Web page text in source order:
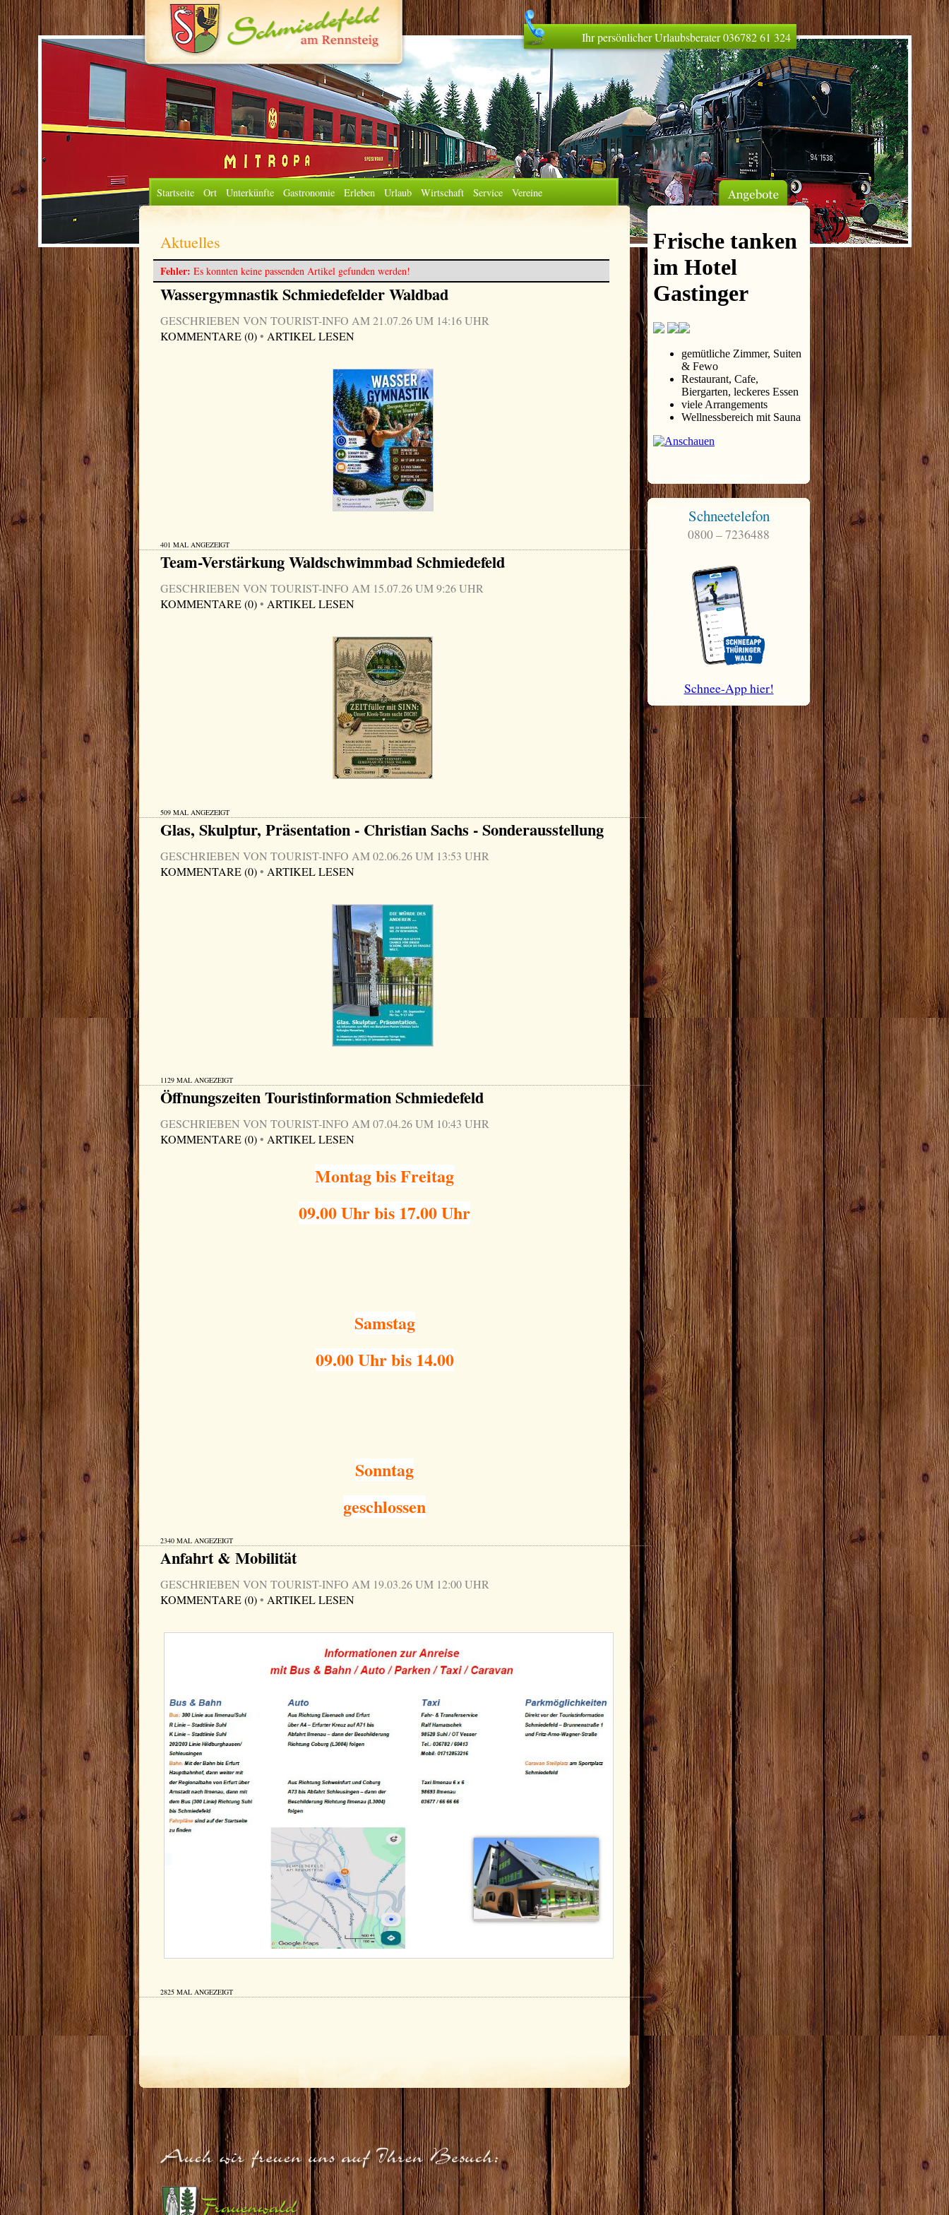
Ihr persönlicher Urlaubsberater 036782 61 324
Startseite Ort Unterkünfte Gastronomie Erleben Urlaub Wirtschaft Service Vereine
Aktuelles
Fehler: Es konnten keine passenden Artikel gefunden werden!
Wassergymnastik Schmiedefelder Waldbad
GESCHRIEBEN VON TOURIST-INFO AM 21.07.26 UM 14:16 UHR
KOMMENTARE (0)• ARTIKEL LESEN
401 MAL ANGEZEIGT
Team-Verstärkung Waldschwimmbad Schmiedefeld
GESCHRIEBEN VON TOURIST-INFO AM 15.07.26 UM 9:26 UHR
KOMMENTARE (0)• ARTIKEL LESEN
509 MAL ANGEZEIGT
Glas, Skulptur, Präsentation - Christian Sachs - Sonderausstellung
GESCHRIEBEN VON TOURIST-INFO AM 02.06.26 UM 13:53 UHR
KOMMENTARE (0)• ARTIKEL LESEN
1129 MAL ANGEZEIGT
Öffnungszeiten Touristinformation Schmiedefeld
GESCHRIEBEN VON TOURIST-INFO AM 07.04.26 UM 10:43 UHR
KOMMENTARE (0)• ARTIKEL LESEN
Montag bis Freitag
09.00 Uhr bis 17.00 Uhr
Samstag
09.00 Uhr bis 14.00
Sonntag
geschlossen
2340 MAL ANGEZEIGT
Anfahrt & Mobilität
GESCHRIEBEN VON TOURIST-INFO AM 19.03.26 UM 12:00 UHR
KOMMENTARE (0)• ARTIKEL LESEN
2825 MAL ANGEZEIGT
Schneetelefon
0800 – 7236488
Schnee-App hier!